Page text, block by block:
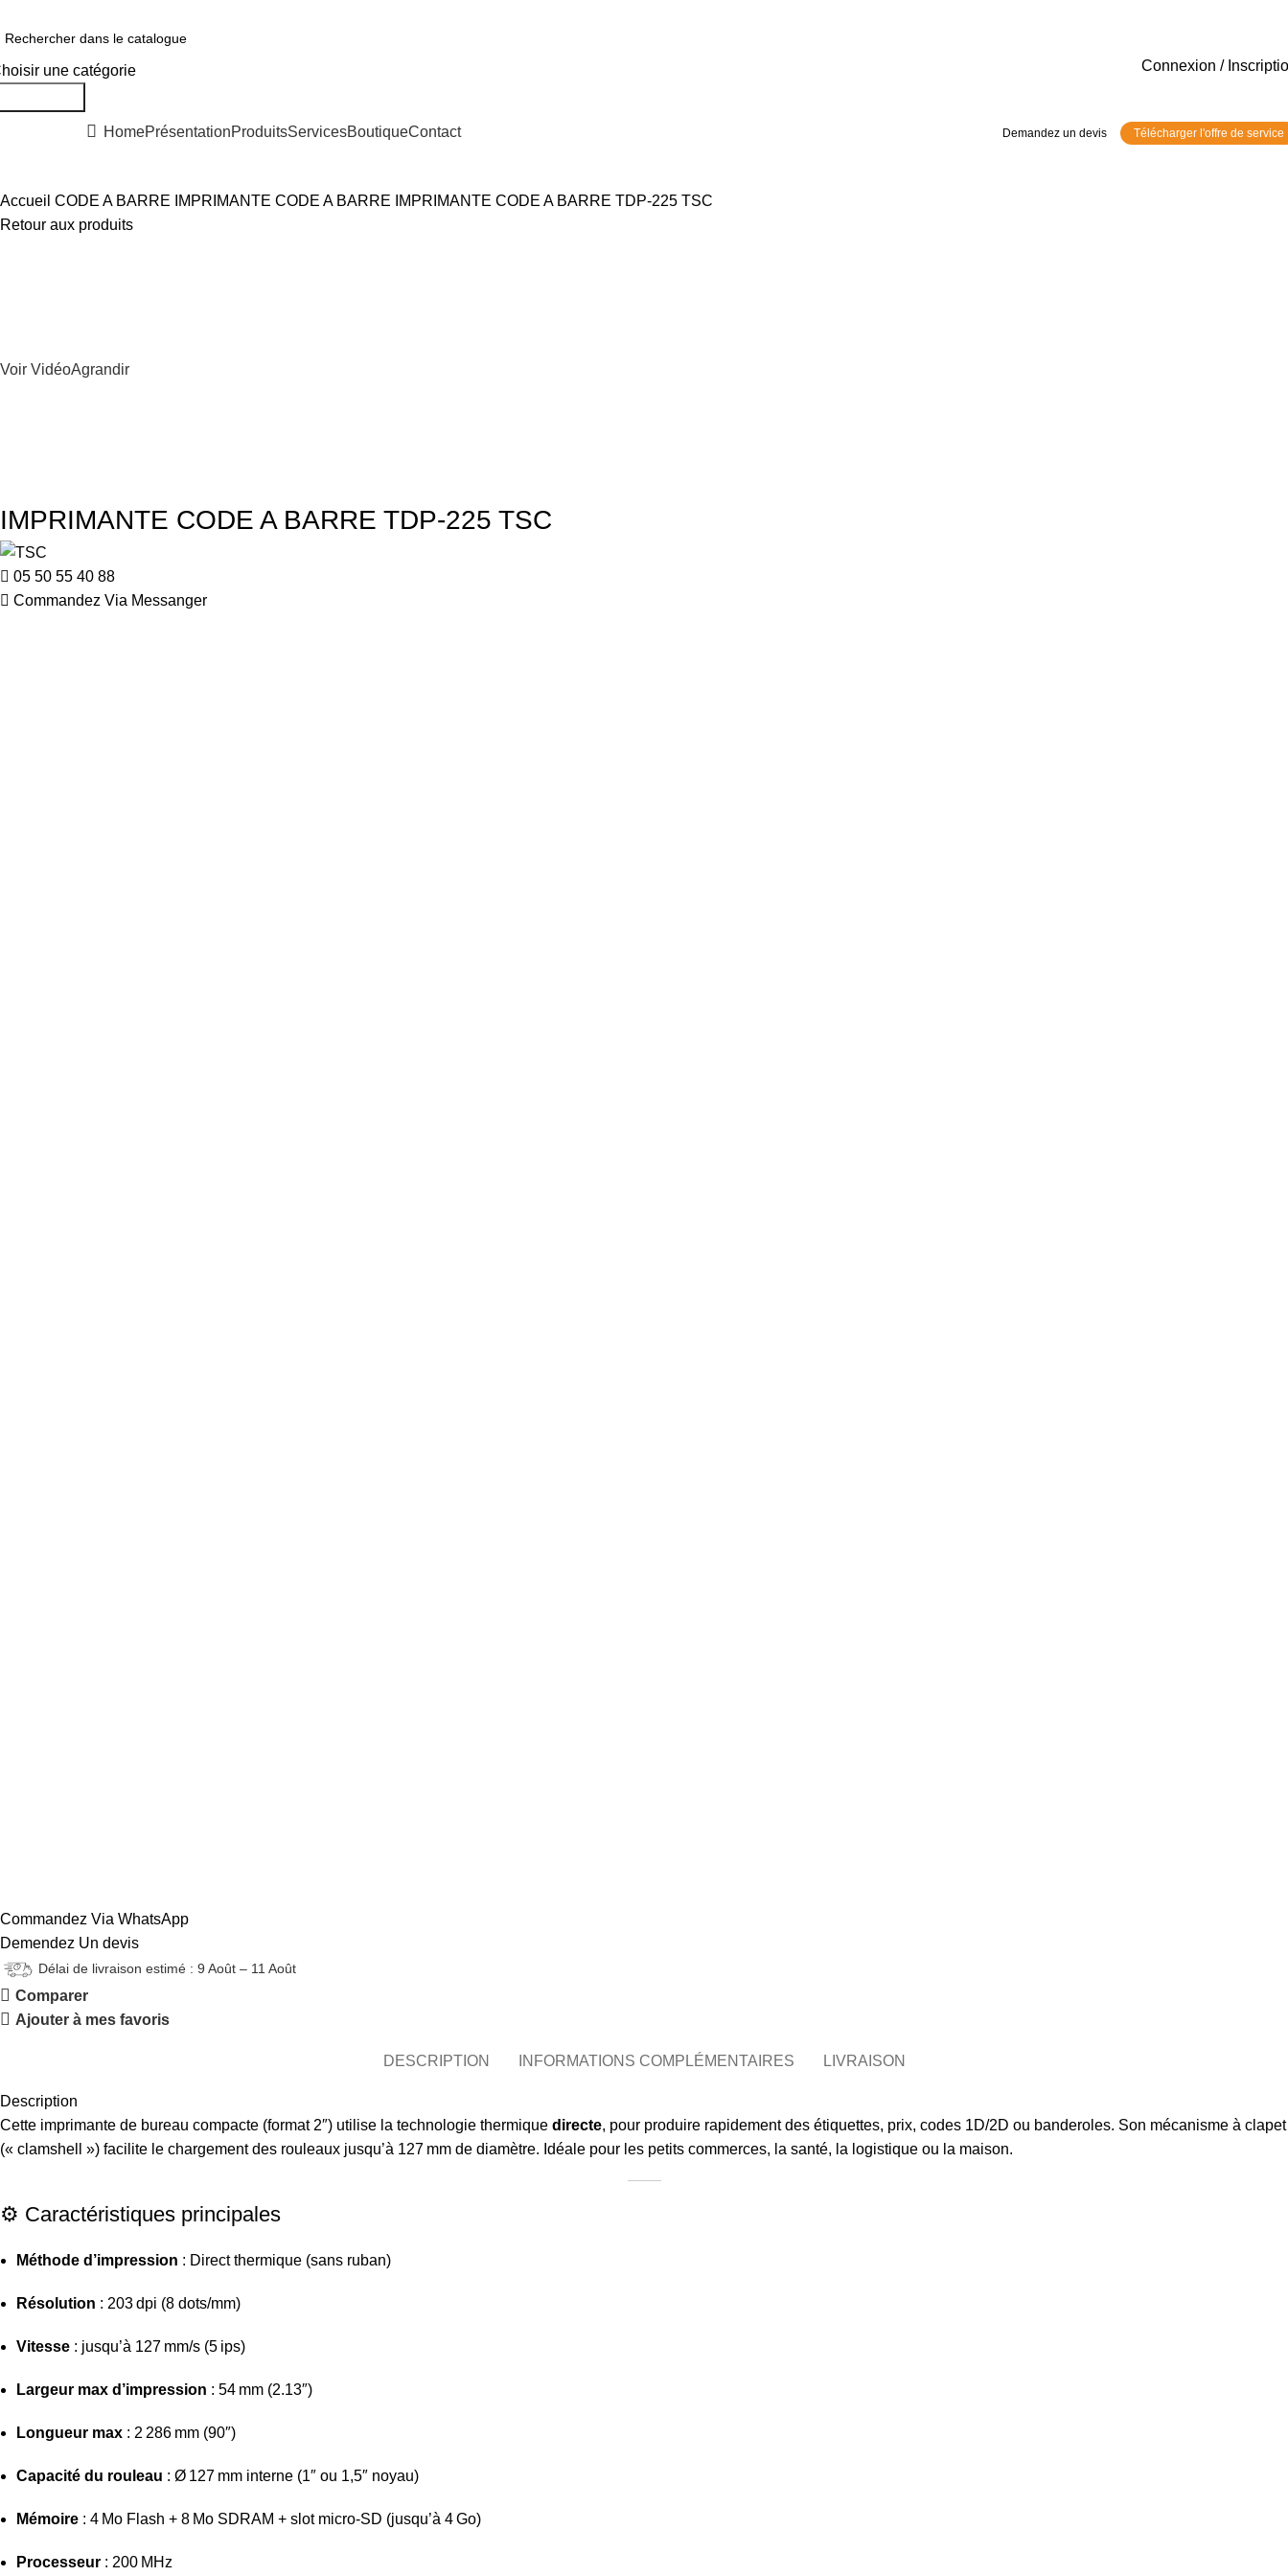
une catégorie
Connexion /
HomePrésentationProduitsServicesBoutiqueContact Demandez un devis Télécharger l'offre de service
Accueil CODE A BARRE IMPRIMANTE CODE A BARRE
IMPRIMANTE CODE A BARRE TDP-225 TSC
Retour aux produits
Voir VidéoAgrandir
IMPRIMANTE CODE A BARRE TDP-225 TSC
05 50 55 40 88
Commandez Via Messanger
Commandez Via WhatsApp
Demendez Un devis
Délai de livraison estimé : 9 Août – 11 Août
Comparer
Ajouter à mes favoris
DESCRIPTION INFORMATIONS COMPLÉMENTAIRES LIVRAISON
Description
Cette imprimante de bureau compacte (format 2″) utilise la technologie thermique directe, pour produire rapidement des étiquettes, prix, codes 1D/2D ou banderoles. Son mécanisme à clapet
(« clamshell ») facilite le chargement des rouleaux jusqu’à 127 mm de diamètre. Idéale pour les petits commerces, la santé, la logistique ou la maison.
⚙️ Caractéristiques principales
Méthode d’impression : Direct thermique (sans ruban)
Résolution : 203 dpi (8 dots/mm)
Vitesse : jusqu’à 127 mm/s (5 ips)
Largeur max d’impression : 54 mm (2.13″)
Longueur max : 2 286 mm (90″)
Capacité du rouleau : Ø 127 mm interne (1″ ou 1,5″ noyau)
Mémoire : 4 Mo Flash + 8 Mo SDRAM + slot micro‑SD (jusqu’à 4 Go)
Processeur : 200 MHz